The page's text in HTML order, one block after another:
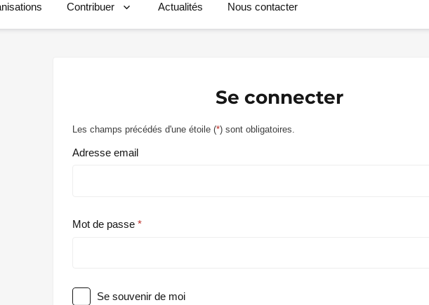
Contribuer Actualités Nous contacter
Se connecter
Les champs précédés d'une étoile (*) sont obligatoires.
Adresse email
Mot de passe
Se souvenir de moi